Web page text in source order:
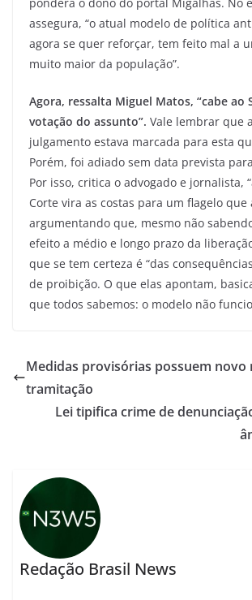
assegura, “o atual modelo de política
agora se quer reforçar, tem feito mal a
muito maior da população”.
Agora, ressalta Miguel Matos, “cabe ao
votação do assunto”. Vale lembrar que
julgamento estava marcada para esta
Porém, foi adiado sem data prevista
Por isso, critica o advogado e jornalista,
Corte vira as costas para um flagelo que
argumentando que, mesmo não
efeito a médio e longo prazo da
que se tem certeza é “das
de proibição. O que elas apontam,
que todos sabemos: o modelo não
Medidas provisórias possuem novo
tramitação
Lei tipifica crime de
Redação Brasil News